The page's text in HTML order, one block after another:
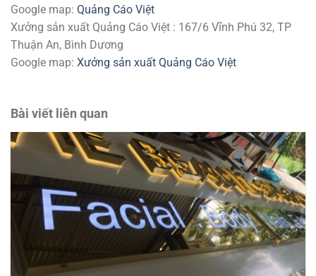
Google map: Quảng Cáo Việt
Xưởng sản xuất Quảng Cáo Việt : 167/6 Vĩnh Phú 32, TP
Thuận An, Bình Dương
Google map: Xưởng sản xuất Quảng Cáo Việt
Bài viết liên quan